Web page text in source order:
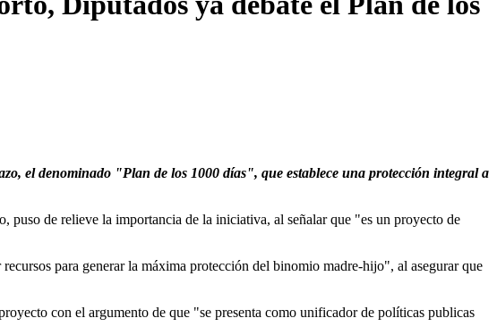
el denominado "Plan de los 1000 días", que establece una protección integral a
de relieve la importancia de la iniciativa, al señalar que "es un proyecto de
para generar la máxima protección del binomio madre-hijo", al asegurar que
con el argumento de que "se presenta como unificador de políticas publicas